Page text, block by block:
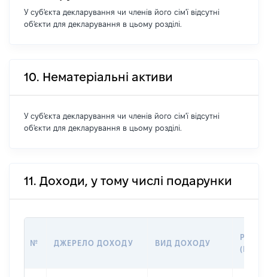
У суб'єкта декларування чи членів його сім'ї відсутні
об'єкти для декларування в цьому розділі.
10. Нематеріальні активи
У суб'єкта декларування чи членів його сім'ї відсутні
об'єкти для декларування в цьому розділі.
11. Доходи, у тому числі подарунки
№ ДЖЕРЕЛО ДОХОДУ ВИД ДОХОДУ